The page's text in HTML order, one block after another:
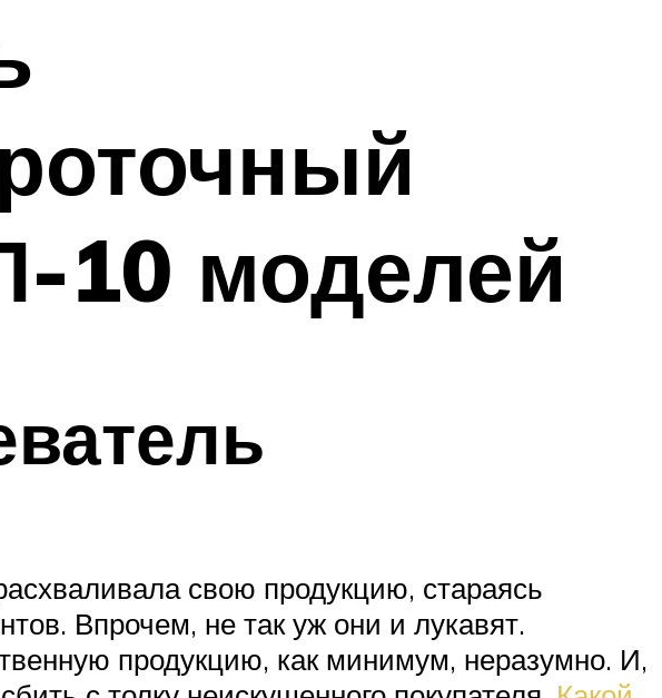
10 моделей
свою продукцию, стараясь
Впрочем, не так уж они и лукавят.
продукцию, как минимум, неразумно. И,